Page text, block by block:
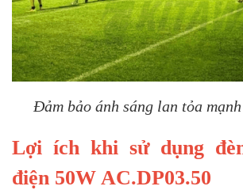
Đảm bảo ánh sáng lan tỏa
Lợi ích khi sử dụng
điện 50W AC.DP03.50